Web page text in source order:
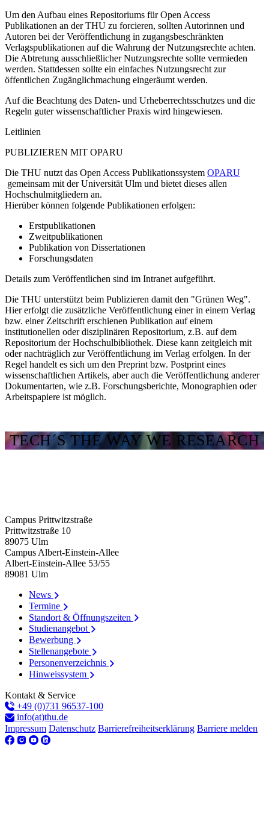
Um den Aufbau eines Repositoriums für Open Access
Publikationen an der THU zu forcieren, sollten Autorinnen und
Autoren bei der Veröffentlichung in zugangsbeschränkten
Verlagspublikationen auf die Wahrung der Nutzungsrechte achten.
Die Abtretung ausschließlicher Nutzungsrechte sollte vermieden
werden. Stattdessen sollte ein einfaches Nutzungsrecht zur
öffentlichen Zugänglichmachung eingeräumt werden.
Auf die Beachtung des Daten- und Urheberrechtsschutzes und die
Regeln guter wissenschaftlicher Praxis wird hingewiesen.
Leitlinien
PUBLIZIEREN MIT OPARU
Die THU nutzt das Open Access Publikationssystem OPARU​
gemeinsam mit der Universität Ulm und bietet dieses allen
Hochschulmitgliedern an.
Hierüber können folgende Publikationen erfolgen:
Erstpublikationen
Zweitpublikationen
Publikation von Dissertationen
Forschungsdaten
Details zum Veröffentlichen sind im Intranet aufgeführt.
Die THU unterstützt beim Publizieren damit den "Grünen Weg".
Hier erfolgt die zusätzliche Veröffentlichung einer in einem Verlag
bzw. einer Zeitschrift erschienen Publikation auf einem
institutionellen oder disziplinären Repositorium, z.B. auf dem
Repositorium der Hochschulbibliothek. Diese kann zeitgleich mit
oder nachträglich zur Veröffentlichung im Verlag erfolgen. In der
Regel handelt es sich um den Preprint bzw. Postprint eines
wissenschaftlichen Artikels, aber auch die Veröffentlichung anderer
Dokumentarten, wie z.B. Forschungsberichte, Monographien oder
Arbeitspapiere ist möglich.
TECH´S THE WAY WE RESEARCH
Campus Prittwitzstraße
Prittwitzstraße 10
89075 Ulm
Campus Albert-Einstein-Allee
Albert-Einstein-Allee 53/​55
89081 Ulm
News
Termine
Standort & Öffnungszeiten
Studienangebot
Bewerbung
Stellenangebote
Personenverzeichnis
Hinweissystem
Kontakt & Service
+49 (0)731 96537-100
info(at)thu.de
Impressum Datenschutz Barrierefreiheitserklärung Barriere melden